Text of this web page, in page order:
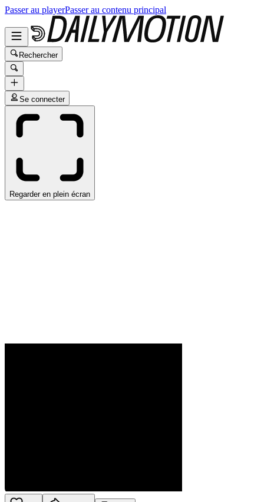
Passer au playerPasser au contenu principal
Rechercher
Se connecter
Regarder en plein écran